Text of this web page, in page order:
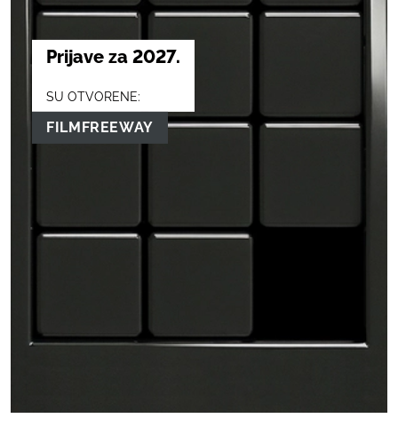
Prijave za 2027.
SU OTVORENE:
FILMFREEWAY